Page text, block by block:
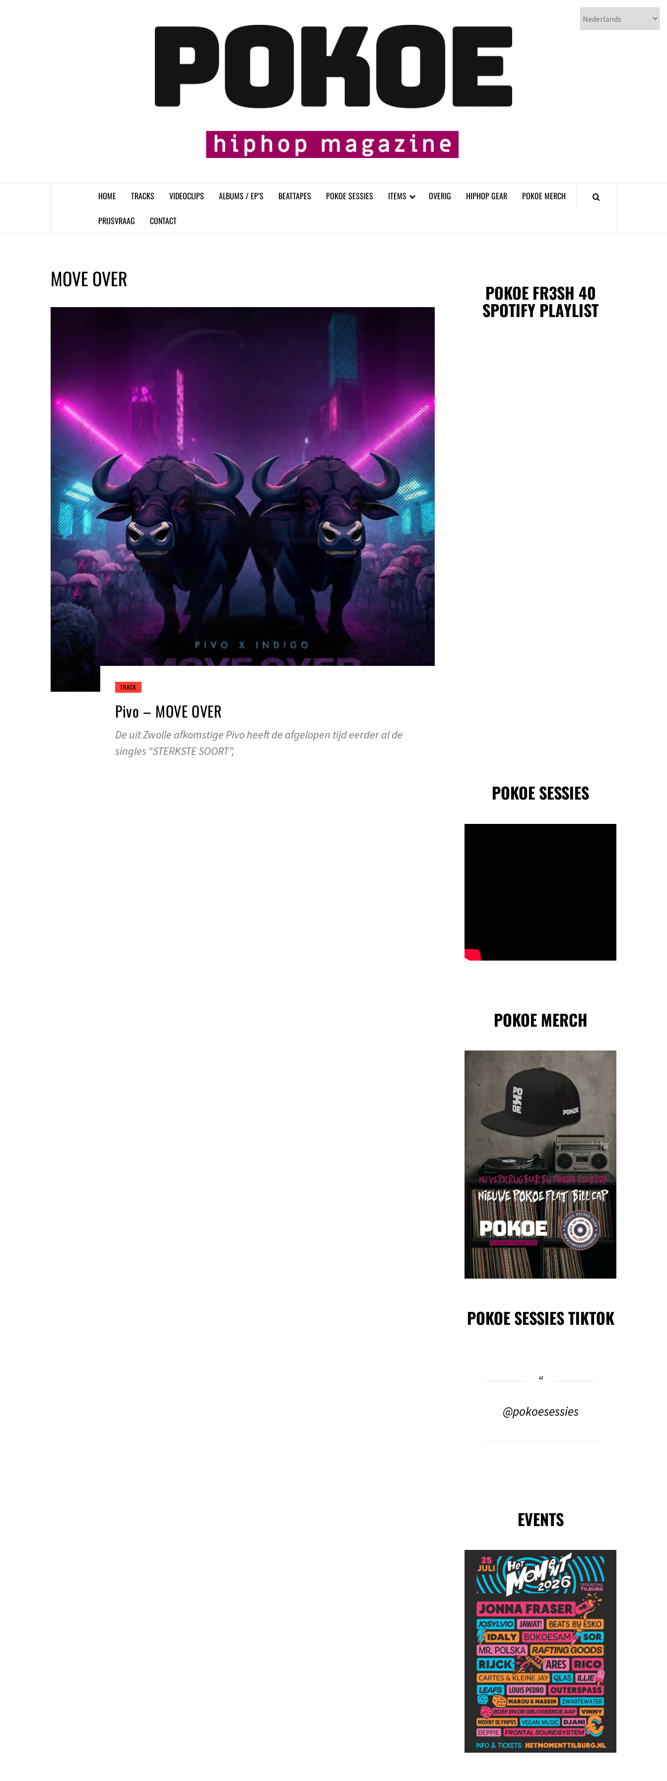
𝗣𝗢𝗞𝗢𝗘
HOME TRACKS VIDEOCLIPS ALBUMS / EP’S BEATTAPES POKOE SESSIES ITEMS OVERIG HIPHOP GEAR POKOE MERCH
PRIJSVRAAG CONTACT
MOVE OVER
TRACK
Pivo – MOVE OVER
De uit Zwolle afkomstige Pivo heeft de afgelopen tijd eerder al de
singles “STERKSTE SOORT”,
POKOE FR3SH 40
SPOTIFY PLAYLIST
POKOE SESSIES
POKOE MERCH
POKOE SESSIES TIKTOK
@pokoesessies
EVENTS